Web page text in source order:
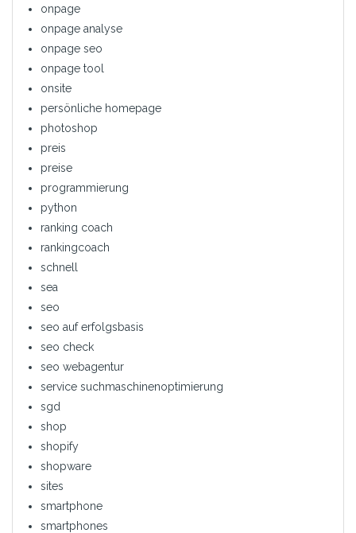
onpage
onpage analyse
onpage seo
onpage tool
onsite
persönliche homepage
photoshop
preis
preise
programmierung
python
ranking coach
rankingcoach
schnell
sea
seo
seo auf erfolgsbasis
seo check
seo webagentur
service suchmaschinenoptimierung
sgd
shop
shopify
shopware
sites
smartphone
smartphones